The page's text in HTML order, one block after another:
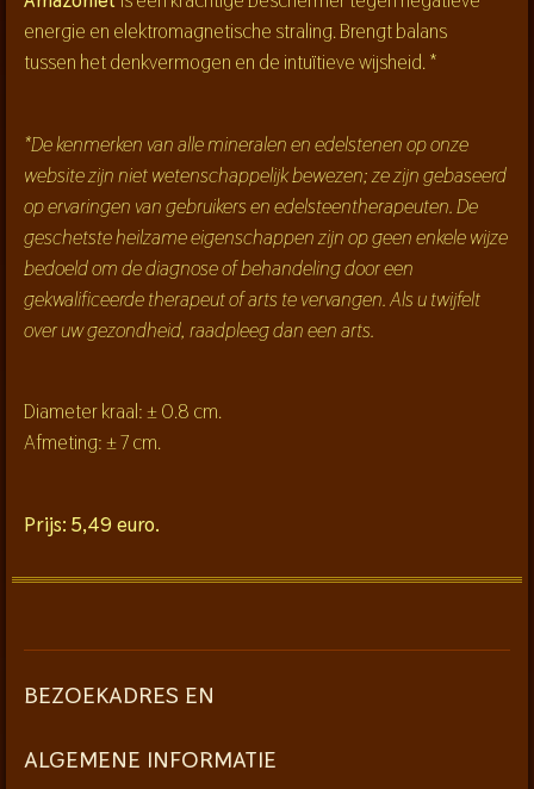
energie en elektromagnetische straling. Brengt balans
tussen het denkvermogen en de intuïtieve wijsheid. *
*De kenmerken van alle mineralen en edelstenen op onze
website zijn niet wetenschappelijk bewezen; ze zijn gebaseerd
op ervaringen van gebruikers en edelsteentherapeuten. De
geschetste heilzame eigenschappen zijn op geen enkele wijze
bedoeld om de diagnose of behandeling door een
gekwalificeerde therapeut of arts te vervangen. Als u twijfelt
over uw gezondheid, raadpleeg dan een arts.
Diameter kraal:± 0.8 cm.
Afmeting: ± 7cm.
Prijs: 5,49 euro.
BEZOEKADRES EN
ALGEMENE INFORMATIE